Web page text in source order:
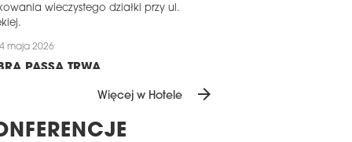
wieczystego działki przy ul.
maja 2026
PASSA TRWA
wynika z najnowszych analiz agencji
z najmocniejszych rynków
w regionie CEE. W 2025 roku
Więcej w Hotele arrow_forward